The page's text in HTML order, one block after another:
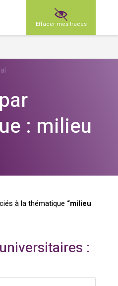
Effacer mes traces
: milieu
à la thématique “milieu
: